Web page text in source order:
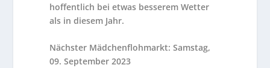
hoffentlich bei etwas besserem Wetter
als in diesem Jahr.
Nächster Mädchenflohmarkt: Samstag,
09. September 2023